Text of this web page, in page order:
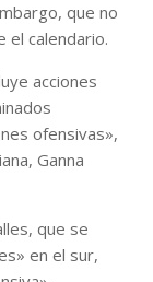
que no
el calendario.
acciones
ofensivas»,
Ganna
que se
en el sur,